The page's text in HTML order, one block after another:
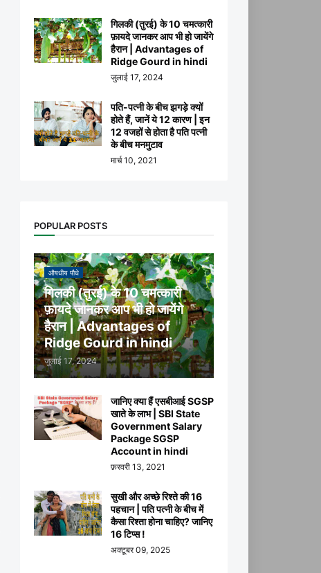
गिलकी (तुरई) के 10 चमत्कारी
फ़ायदे जानकर आप भी हो जायेंगे
हैरान | Advantages of
Ridge Gourd in hindi
जुलाई 17, 2024
पति-पत्नी के बीच झगड़े क्यों
होते हैं, जानें ये 12 कारण | इन
12 वजहों से होता है पति पत्नी
के बीच मनमुटाव
मार्च 10, 2021
POPULAR POSTS
औषधीय पौधे
गिलकी (तुरई) के 10 चमत्कारी
फ़ायदे जानकर आप भी हो जायेंगे
हैरान | Advantages of
Ridge Gourd in hindi
जुलाई 17, 2024
जानिए क्या हैं एसबीआई SGSP
खाते के लाभ | SBI State
Government Salary
Package SGSP
Account in hindi
फ़रवरी 13, 2021
सुखी और अच्छे रिश्ते की 16
पहचान | पति पत्नी के बीच में
कैसा रिश्ता होना चाहिए? जानिए
16 टिप्स !
अक्टूबर 09, 2025